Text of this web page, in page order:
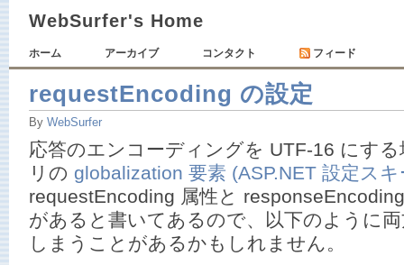
WebSurfer's Home
ホーム アーカイブ コンタクト フィード
requestEncoding の設定
By WebSurfer
応答のエンコーディングを UTF-16 にす
リの globalization 要素 (ASP.NET 設定ス
requestEncoding 属性と
があると書いてあるので、以下のように
しまうことがあるかもしれません。